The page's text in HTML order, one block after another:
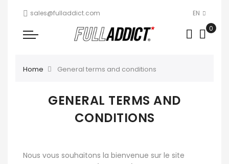
sales@fulladdict.com EN
Home General terms and conditions
GENERAL TERMS AND
CONDITIONS
Nous vous souhaitons la bienvenue sur le site